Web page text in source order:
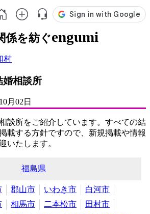
係を紡ぐengumi
村
婚相談所
月02日
談所をご紹介しています。すべての結
載する方針ですので、新規掲載や情報
いたします。
福島県
郡山市 いわき市
白河市
相馬市 二本松市
田村市